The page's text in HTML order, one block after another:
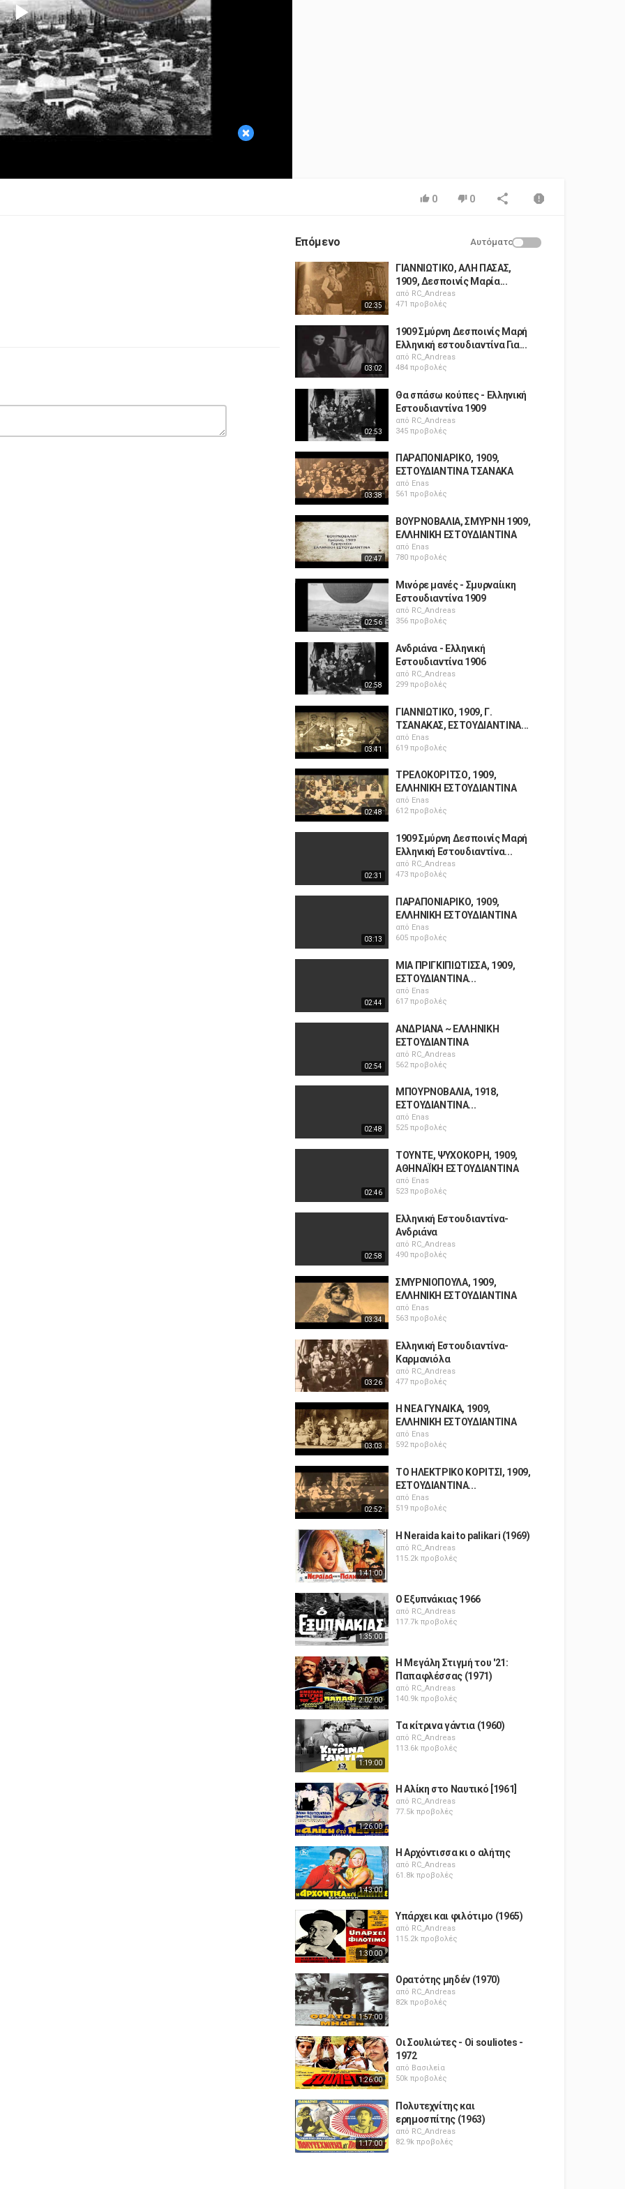
×
Play
Video
0 0
Επόμενο Αυτόματο
02:35
ΓΙΑΝΝΙΩΤΙΚΟ, ΑΛΗ ΠΑΣΑΣ,
1909, Δεσποινίς Μαρία...
από RC_Andreas
471 προβολές
03:02
1909 Σμύρνη Δεσποινίς Μαρή
Ελληνική εστουδιαντίνα Για...
από RC_Andreas
484 προβολές
02:53
Θα σπάσω κούπες - Ελληνική
Εστουδιαντίνα 1909
από RC_Andreas
345 προβολές
03:38
ΠΑΡΑΠΟΝΙΑΡΙΚΟ, 1909,
ΕΣΤΟΥΔΙΑΝΤΙΝΑ ΤΣΑΝΑΚΑ
από Enas
561 προβολές
02:47
ΒΟΥΡΝΟΒΑΛΙΑ, ΣΜΥΡΝΗ 1909,
ΕΛΛΗΝΙΚΗ ΕΣΤΟΥΔΙΑΝΤΙΝΑ
από Enas
780 προβολές
02:56
Μινόρε μανές - Σμυρναίικη
Εστουδιαντίνα 1909
από RC_Andreas
356 προβολές
02:58
Ανδριάνα - Ελληνική
Εστουδιαντίνα 1906
από RC_Andreas
299 προβολές
03:41
ΓΙΑΝΝΙΩΤΙΚΟ, 1909, Γ.
ΤΣΑΝΑΚΑΣ, ΕΣΤΟΥΔΙΑΝΤΙΝΑ...
από Enas
619 προβολές
02:48
ΤΡΕΛΟΚΟΡΙΤΣΟ, 1909,
ΕΛΛΗΝΙΚΗ ΕΣΤΟΥΔΙΑΝΤΙΝΑ
από Enas
612 προβολές
02:31
1909 Σμύρνη Δεσποινίς Μαρή
Ελληνική Εστουδιαντίνα...
από RC_Andreas
473 προβολές
03:13
ΠΑΡΑΠΟΝΙΑΡΙΚΟ, 1909,
ΕΛΛΗΝΙΚΗ ΕΣΤΟΥΔΙΑΝΤΙΝΑ
από Enas
605 προβολές
02:44
ΜΙΑ ΠΡΙΓΚΙΠΙΩΤΙΣΣΑ, 1909,
ΕΣΤΟΥΔΙΑΝΤΙΝΑ...
από Enas
617 προβολές
02:54
ΑΝΔΡΙΑΝΑ ~ ΕΛΛΗΝΙΚΗ
ΕΣΤΟΥΔΙΑΝΤΙΝΑ
από RC_Andreas
562 προβολές
02:48
ΜΠΟΥΡΝΟΒΑΛΙΑ, 1918,
ΕΣΤΟΥΔΙΑΝΤΙΝΑ...
από Enas
525 προβολές
02:46
ΤΟΥΝΤΕ, ΨΥΧΟΚΟΡΗ, 1909,
ΑΘΗΝΑΪΚΗ ΕΣΤΟΥΔΙΑΝΤΙΝΑ
από Enas
523 προβολές
02:58
Ελληνική Εστουδιαντίνα-
Ανδριάνα
από RC_Andreas
490 προβολές
03:34
ΣΜΥΡΝΙΟΠΟΥΛΑ, 1909,
ΕΛΛΗΝΙΚΗ ΕΣΤΟΥΔΙΑΝΤΙΝΑ
από Enas
563 προβολές
03:26
Ελληνική Εστουδιαντίνα-
Καρμανιόλα
από RC_Andreas
477 προβολές
03:03
Η ΝΕΑ ΓΥΝΑΙΚΑ, 1909,
ΕΛΛΗΝΙΚΗ ΕΣΤΟΥΔΙΑΝΤΙΝΑ
από Enas
592 προβολές
02:52
ΤΟ ΗΛΕΚΤΡΙΚΟ ΚΟΡΙΤΣΙ, 1909,
ΕΣΤΟΥΔΙΑΝΤΙΝΑ...
από Enas
519 προβολές
1:41:00
H Neraida kai to palikari (1969)
από RC_Andreas
115.2k προβολές
1:35:00
Ο Εξυπνάκιας 1966
από RC_Andreas
117.7k προβολές
2:02:00
Η Μεγάλη Στιγμή του '21:
Παπαφλέσσας (1971)
από RC_Andreas
140.9k προβολές
1:19:00
Τα κίτρινα γάντια (1960)
από RC_Andreas
113.6k προβολές
1:26:00
Η Αλίκη στο Ναυτικό [1961]
από RC_Andreas
77.5k προβολές
1:43:00
Η Αρχόντισσα κι ο αλήτης
από RC_Andreas
61.8k προβολές
1:30:00
Υπάρχει και φιλότιμο (1965)
από RC_Andreas
115.2k προβολές
1:57:00
Ορατότης μηδέν (1970)
από RC_Andreas
82k προβολές
1:26:00
Οι Σουλιώτες - Oi souliotes -
1972
από Βασιλεία
50k προβολές
1:17:00
Πολυτεχνίτης και
ερημοσπίτης (1963)
από RC_Andreas
82.9k προβολές